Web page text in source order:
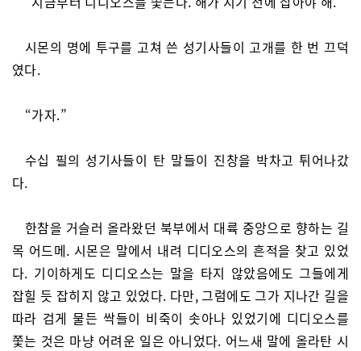
시몬의 명에 투구를 고쳐 쓴 성기사들이 고개를 한 번 끄덕
였다.
“가자.”
수십 필의 성기사들이 탄 말들이 진창을 박차고 튀어나갔
다.
한참을 거슬러 올라왔던 북부에서 대륙 중앙으로 향하는 길
목 어드메. 시몬은 말에서 내려 디디오스의 흔적을 찾고 있었
다. 기이하게도 디디오스는 말을 타지 않았음에도 그들에게
잡힐 듯 잡히지 않고 있었다. 다만, 그럼에도 그가 지나간 길을
따라 검게 물든 싹들이 비죽이 솟아나 있었기에 디디오스를
쫓는 것은 마냥 어려운 일은 아니었다. 어느새 말에 올라탄 시